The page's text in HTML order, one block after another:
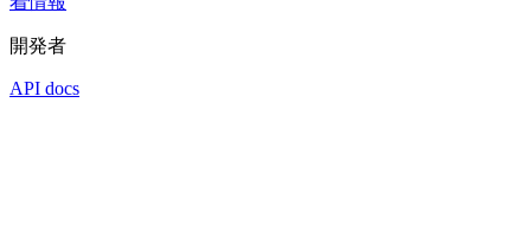
開発者
API docs